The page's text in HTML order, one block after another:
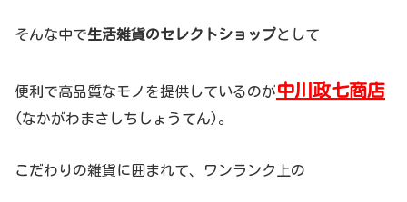
そんな中で生活雑貨のセレクトショップとして
便利で高品質なモノを提供しているのが中川政七商店
(なかがわまさしちしょうてん)。
こだわりの雑貨に囲まれて、ワンランク上の